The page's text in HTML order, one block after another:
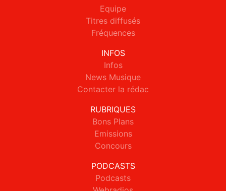
Equipe
Titres diffusés
Fréquences
INFOS
Infos
News Musique
Contacter la rédac
RUBRIQUES
Bons Plans
Emissions
Concours
PODCASTS
Podcasts